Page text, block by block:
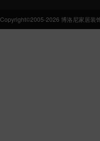
Copyright©2005-2026 博洛尼家居装